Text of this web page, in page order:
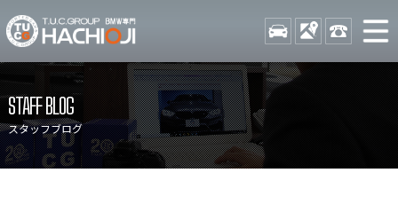
TUCグループ BMW専門 八
STOCK ACCESS 042-
ニュース
在庫リスト
目玉車両一覧
保証＆サービス
アクセスマップ
STAFF BLOG
スタッフブログ